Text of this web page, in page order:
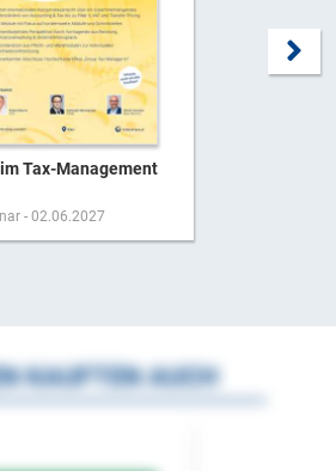
im Tax-Management
- 02.06.2027
KAUFTEN AUCH